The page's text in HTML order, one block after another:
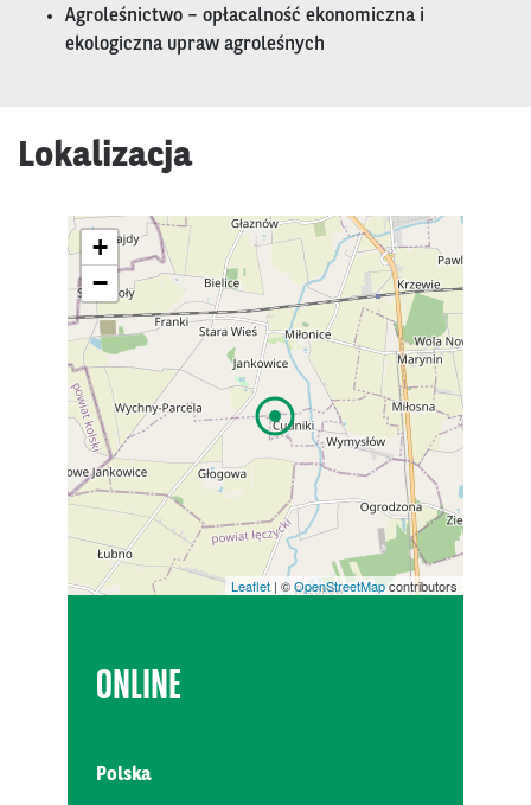
Agroleśnictwo – opłacalność ekonomiczna i
ekologiczna upraw agroleśnych
Lokalizacja
+
−
Leaflet | ©OpenStreetMapcontributors
ONLINE
Polska